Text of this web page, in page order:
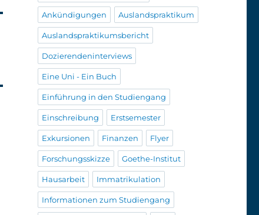
Ankündigungen Auslandspraktikum
Auslandspraktikumsbericht
Dozierendeninterviews
Eine Uni - Ein Buch
Einführung in den Studiengang
Einschreibung Erstsemester
Exkursionen Finanzen Flyer
Forschungsskizze Goethe-Institut
Hausarbeit Immatrikulation
Informationen zum Studiengang